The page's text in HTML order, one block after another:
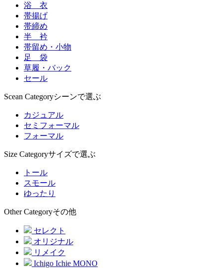
浴 衣
帯揚げ
帯締め
半 衿
帯留め・小物
足 袋
草履・バック
セール
Scean Categoryシーンで選ぶ
カジュアル
セミフォーマル
フォーマル
Size Categoryサイズで選ぶ
トール
スモール
ゆったり
Other Categoryその他
セレクト
オリジナル
リメイク
Ichigo Ichie MONO